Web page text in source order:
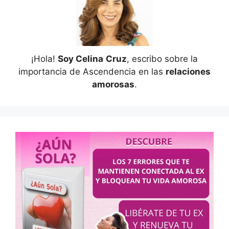
¡Hola! Soy Celina Cruz, escribo sobre la
importancia de Ascendencia en las relaciones
amorosas.